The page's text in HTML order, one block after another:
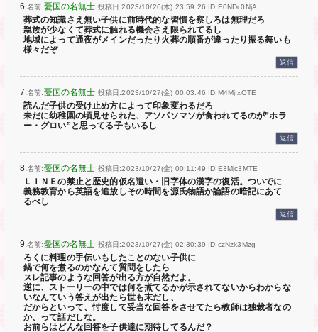
6.名前:憂国の名無士 投稿日:2023/10/26(木) 23:59:26 ID:E0NDc0NjA
葬式の知識さえ無い子供に前時代的な習慣を察しろは無理だろ
親族が少なくて葬式に触れる機会さえ限られてるし
地域によって通夜がメインだったり火葬の順番が違ったり振る舞いも
様々だぞ
返信
7.名前:憂国の名無士 投稿日:2023/10/27(金) 00:03:46 ID:M4MjIxOTE
読んだ子供の受け止め方によって印象変わるだろ
未だに幼稚園の頃見せられた、アソパソマソが食われてるのが”ホラ
ー・グロい”と思ってる子もいるし
返信
8.名前:憂国の名無士 投稿日:2023/10/27(金) 00:11:49 ID:E3Mjc3MTE
ＬＩＮＥの禁止と歴史的仮名遣い・旧字体の漢字の復活。ついでに
義務教育から英語を追放しその時間を源氏物語か論語の暗記にあて
るべし
返信
9.名前:憂国の名無士 投稿日:2023/10/27(金) 02:30:39 ID:czNzk3Mzg
ろくに料理の手伝いもしたことのない子供に
鍋で何を煮るのかなんて質問をしたら
スレ記事のような回答が出る方が自然だよ。
逆に、ストーリーの中では何を煮てるかが示されてないからわからな
いなんていう答えが出たら世も末だし、
だからといって、忖度して妥当な回答をさせてたら教師は独裁者なの
か、って話だしな。
お前らはどんな回答を子供達に期待してるんだ？